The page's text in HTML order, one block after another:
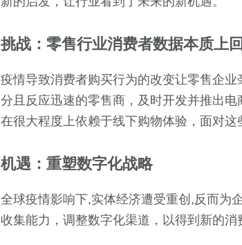
挑战：零售行业消费者数据本质上
疫情导致消费者购买行为的改变让零售企
分且反应迅速的零售商，及时开发并推出
在很大程度上依赖于线下购物体验，面对这
机遇：重塑数字化战略
全球疫情影响下,实体经济遭受重创,反而为
收集能力，调整数字化渠道，以得到新的消